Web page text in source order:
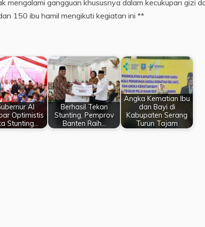
mengalami gangguan khususnya dalam kecukupan gizi
150 ibu hamil mengikuti kegiatan ini **
Al
Optimistis
Stunting…
Berhasil Tekan
Stunting, Pemprov
Banten Raih…
Angka Kematian Ibu
dan Bayi di
Kabupaten Serang
Turun Tajam